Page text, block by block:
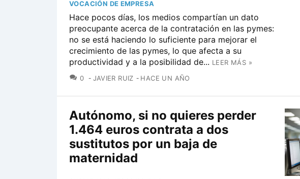
VOCACIÓN DE EMPRESA
Hace pocos días, los medios compartían un dato
preocupante acerca de la contratación en las pymes:
no se está haciendo lo suficiente para mejorar el
crecimiento de las pymes, lo que afecta a su
productividad y a la posibilidad de... LEER MÁS »
0 COMENTARIOS
JAVIER RUIZ HACE UN AÑO
Autónomo, si no quieres perder
1.464 euros contrata a dos
sustitutos por un baja de
maternidad